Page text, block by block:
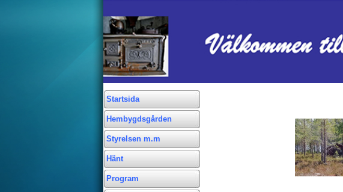
Startsida
Hembygdsgården
Styrelsen m.m
Hänt
Program